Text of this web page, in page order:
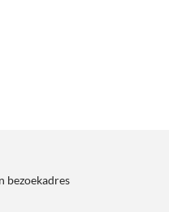
bezoekadres